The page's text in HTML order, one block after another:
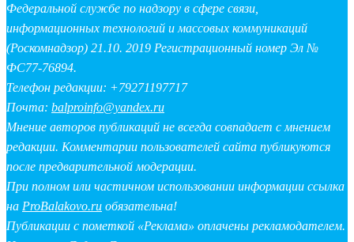
Федеральной службе по надзору в сфере связи,
информационных технологий и массовых коммуникаций
(Роскомнадзор) 21.10. 2019 Регистрационный номер Эл №
ФС77-76894.
Телефон редакции: +79271197717
Почта: balproinfo@yandex.ru
Мнение авторов публикаций не всегда совпадает с мнением
редакции. Комментарии пользователей сайта публикуются
после предварительной модерации.
При полном или частичном использовании информации ссылка
на ProBalakovo.ru обязательна!
Публикации с пометкой «Реклама» оплачены рекламодателем.